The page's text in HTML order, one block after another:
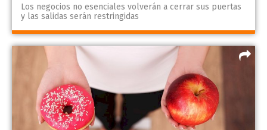
Los negocios no esenciales volverán a cerrar sus puertas
y las salidas serán restringidas